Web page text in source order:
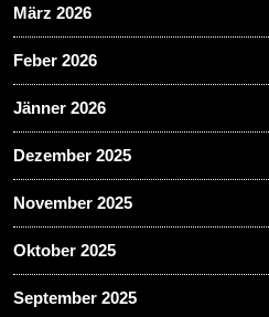
März 2026
Feber 2026
Jänner 2026
Dezember 2025
November 2025
Oktober 2025
September 2025